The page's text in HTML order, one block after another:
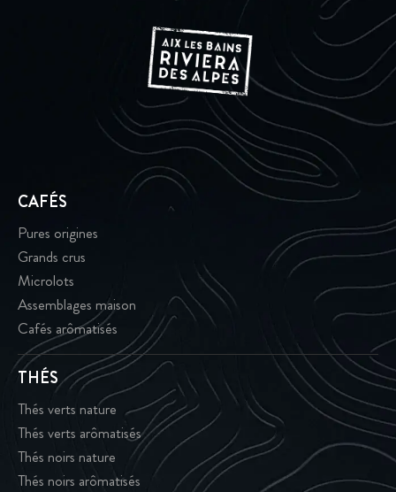
CAFÉS
Pures origines
Grands crus
Microlots
Assemblages maison
Cafés arômatisés
THÉS
Thés verts nature
Thés verts arômatisés
Thés noirs nature
Thés noirs arômatisés